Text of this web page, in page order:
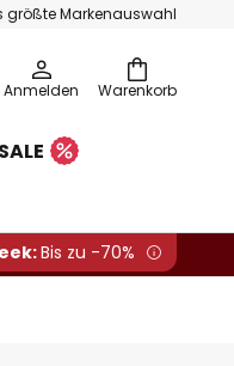
größte Markenauswahl
Warenkorb
Anmelden
SALE
Bis zu -70%